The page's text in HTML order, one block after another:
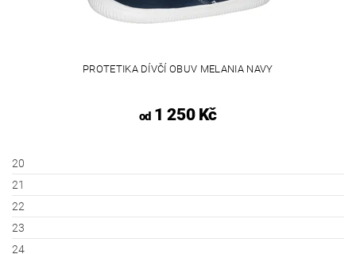
PROTETIKA DÍVČÍ OBUV MELANIA NAVY
od1 250 Kč
20
21
22
23
24